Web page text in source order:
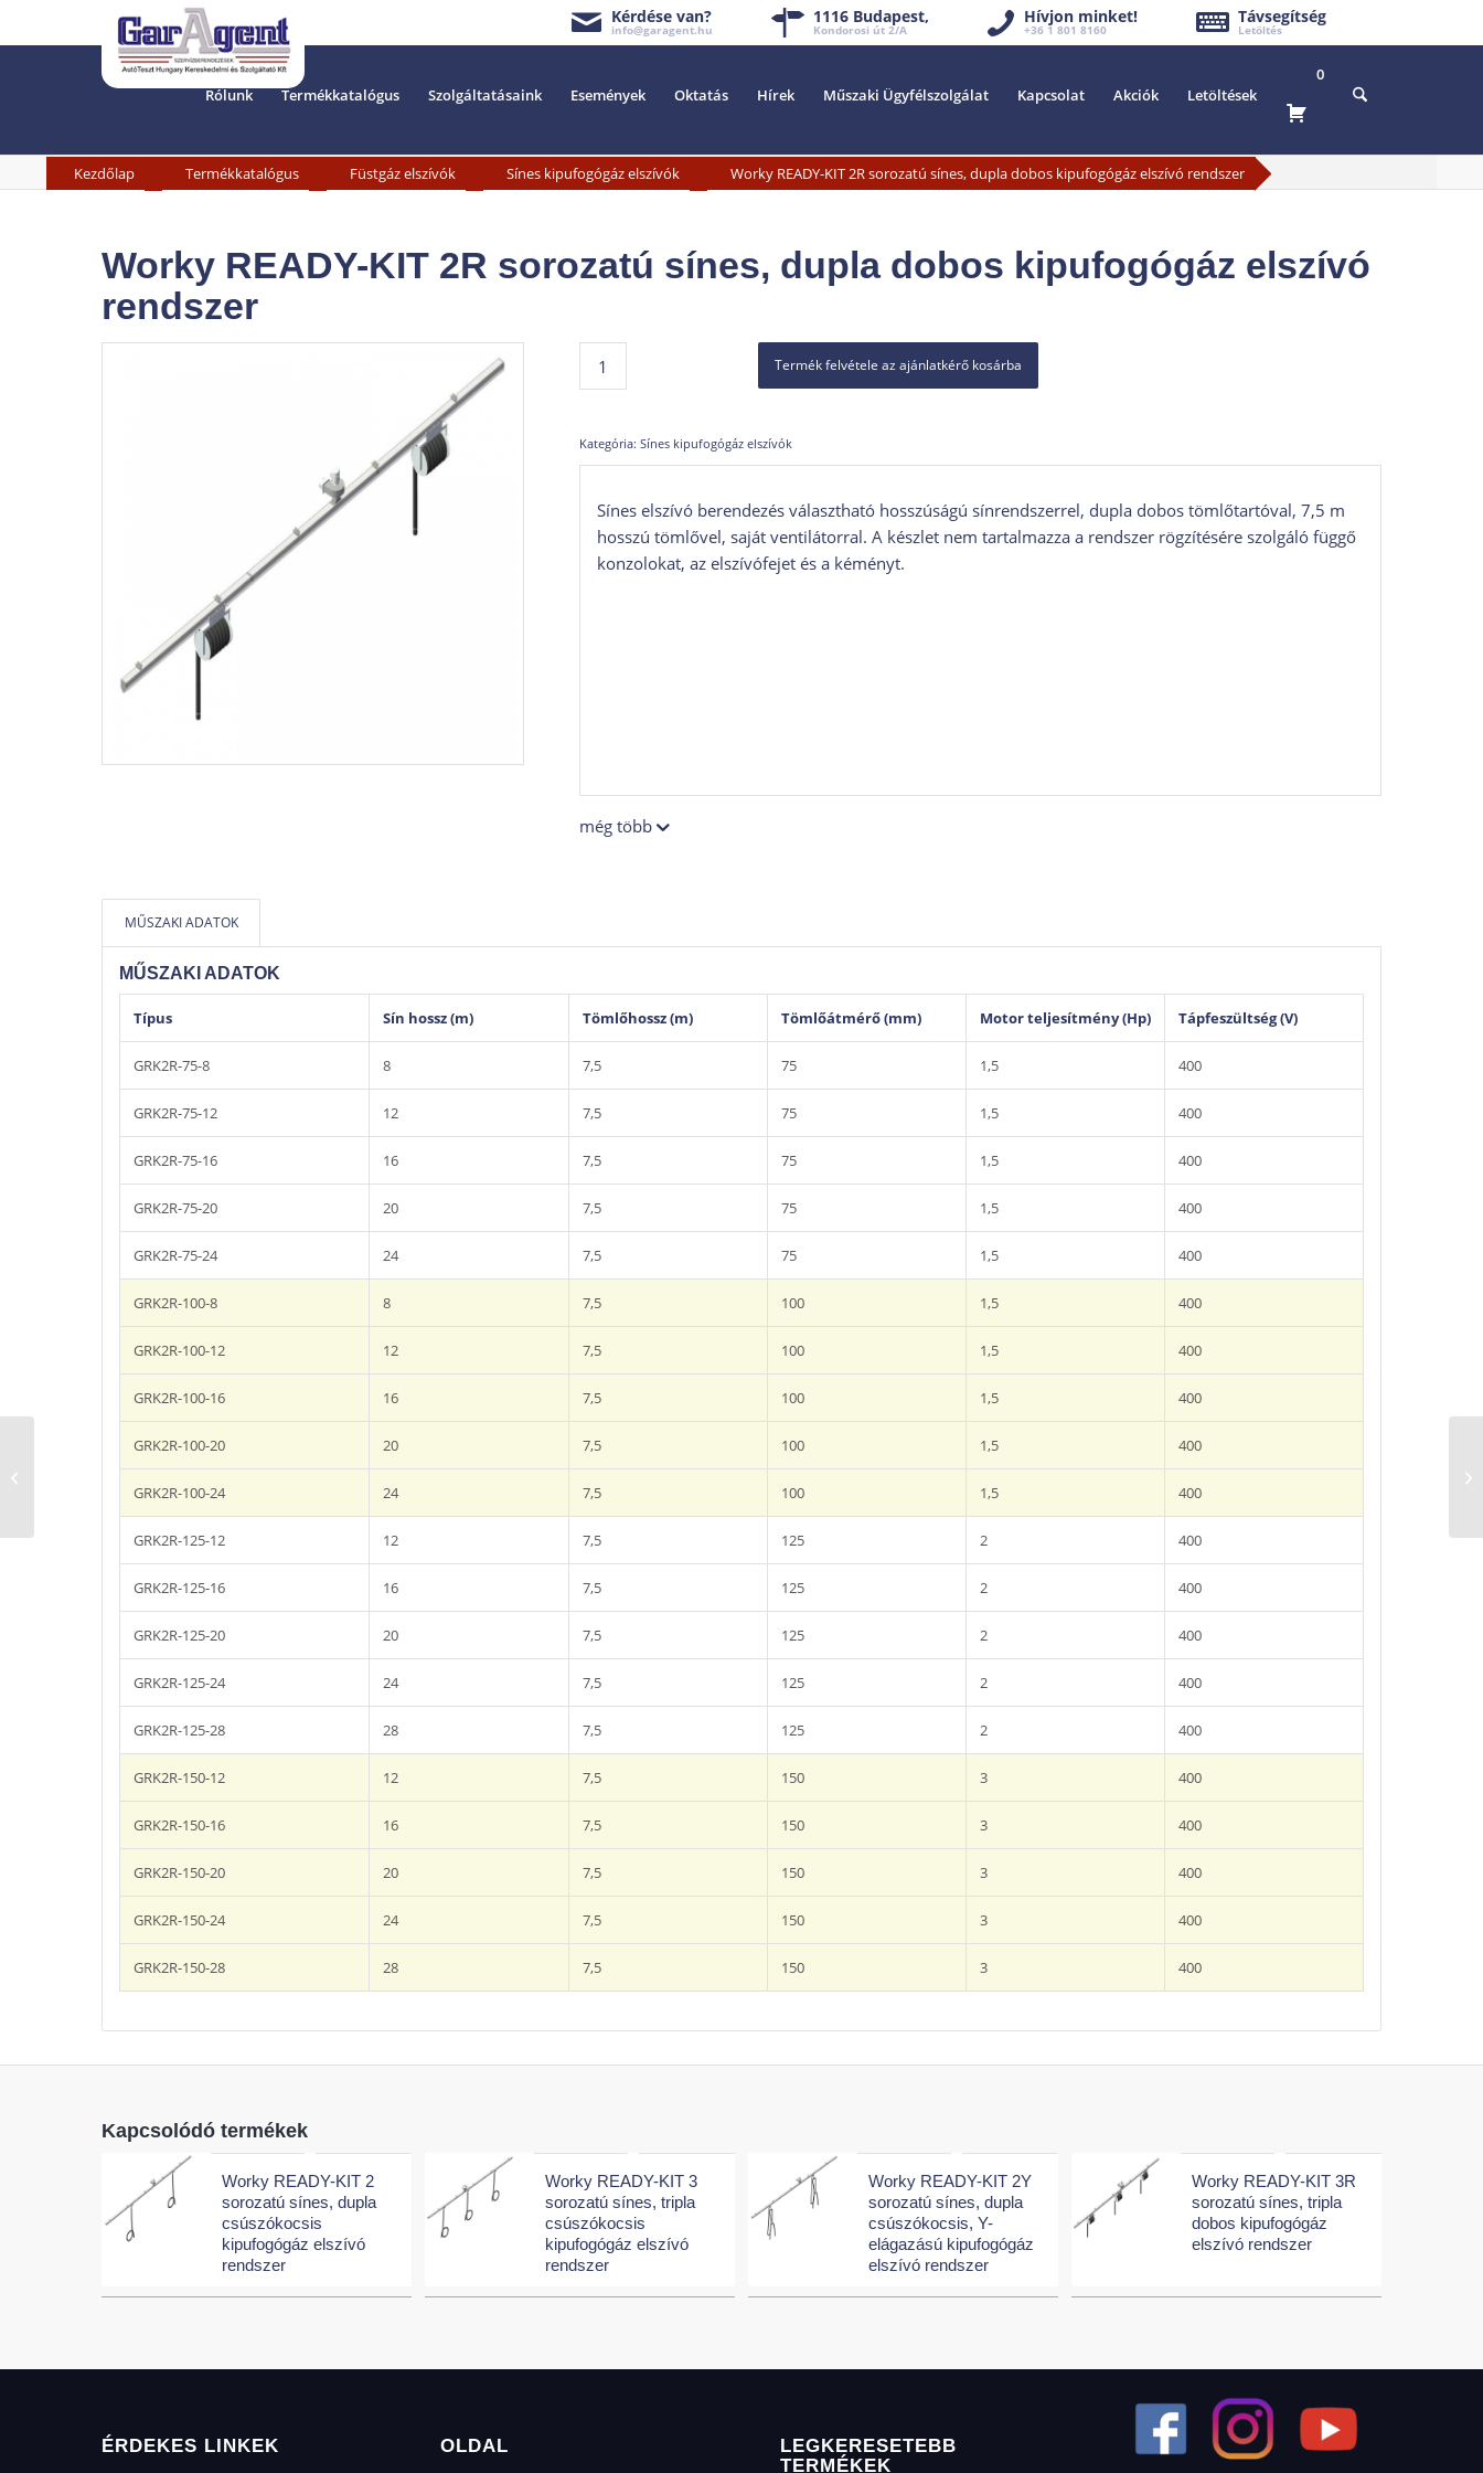
Kérdése van?
info@garagent.hu
1116 Budapest,
Kondorosi út 2/A
Hívjon minket!
+36 1 801 8160
Távsegítség
Letöltés
Rólunk Termékkatalógus Szolgáltatásaink Események Oktatás Hírek Műszaki Ügyfélszolgálat Kapcsolat Akciók Letöltések
0
Kezdőlap Termékkatalógus Füstgáz elszívók Sínes kipufogógáz elszívók Worky READY-KIT 2R sorozatú sínes, dupla dobos kipufogógáz elszívó rendszer
Worky READY-KIT 2R sorozatú sínes, dupla dobos kipufogógáz elszívó
rendszer
Termék felvétele az ajánlatkérő kosárba
Kategória: Sínes kipufogógáz elszívók
Sínes elszívó berendezés választható hosszúságú sínrendszerrel, dupla dobos tömlőtartóval, 7,5 m
hosszú tömlővel, saját ventilátorral. A készlet nem tartalmazza a rendszer rögzítésére szolgáló függő
konzolokat, az elszívófejet és a kéményt.
még több
MŰSZAKI ADATOK
MŰSZAKI ADATOK
Típus Sín hossz (m) Tömlőhossz (m) Tömlőátmérő (mm) Motor teljesítmény (Hp) Tápfeszültség (V)
GRK2R-75-8 8 7,5 75 1,5 400
GRK2R-75-12 12 7,5 75 1,5 400
GRK2R-75-16 16 7,5 75 1,5 400
GRK2R-75-20 20 7,5 75 1,5 400
GRK2R-75-24 24 7,5 75 1,5 400
GRK2R-100-8 8 7,5 100 1,5 400
GRK2R-100-12 12 7,5 100 1,5 400
GRK2R-100-16 16 7,5 100 1,5 400
GRK2R-100-20 20 7,5 100 1,5 400
GRK2R-100-24 24 7,5 100 1,5 400
GRK2R-125-12 12 7,5 125 2 400
GRK2R-125-16 16 7,5 125 2 400
GRK2R-125-20 20 7,5 125 2 400
GRK2R-125-24 24 7,5 125 2 400
GRK2R-125-28 28 7,5 125 2 400
GRK2R-150-12 12 7,5 150 3 400
GRK2R-150-16 16 7,5 150 3 400
GRK2R-150-20 20 7,5 150 3 400
GRK2R-150-24 24 7,5 150 3 400
GRK2R-150-28 28 7,5 150 3 400
Kapcsolódó termékek
Worky READY-KIT 2
sorozatú sínes, dupla
csúszókocsis
kipufogógáz elszívó
rendszer
Worky READY-KIT 3
sorozatú sínes, tripla
csúszókocsis
kipufogógáz elszívó
rendszer
Worky READY-KIT 2Y
sorozatú sínes, dupla
csúszókocsis, Y-
elágazású kipufogógáz
elszívó rendszer
Worky READY-KIT 3R
sorozatú sínes, tripla
dobos kipufogógáz
elszívó rendszer
ÉRDEKES LINKEK
OLDAL
LEGKERESETEBB
TERMÉKEK
Worky READY-KIT 2
sorozatú sínes, dupla
kipufogógáz elszívó...